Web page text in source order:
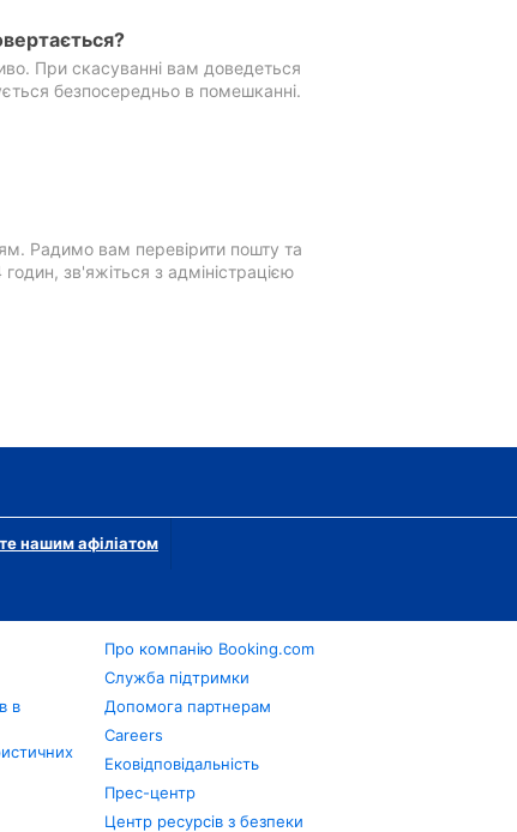
При скасуванні вам доведеться
безпосередньо в помешканні.
Радимо вам перевірити пошту та
зв'яжіться з адміністрацією
нашим афіліатом
в
Про компанію Booking.com
Служба підтримки
Допомога партнерам
Careers
Ековідповідальність
Прес-центр
Центр ресурсів з безпеки